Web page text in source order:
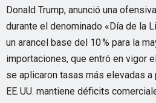
Donald Trump, anunció una
durante el denominado «Día de la
un arancel base del 10 % para la
importaciones, que entró en vigor
se aplicaron tasas más elevadas
EE. UU. mantiene déficits